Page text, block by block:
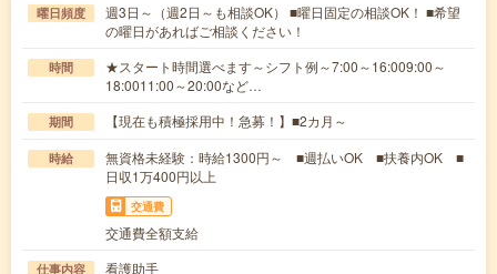
曜日頻度
週3日～（週2日～も相談OK） ■曜日固定の相談OK！ ■希望
の曜日があればご相談ください！
時間
★スタート時間選べます～シフト例～7:00～16:009:00～
18:0011:00～20:00など…
期間 【現在も積極採用中！急募！】■2カ月～
時給
無資格未経験：時給1300円～ ■週払いOK ■扶養内OK ■
日収1万400円以上
交通費
交通費全額支給
仕事内容
看護助手